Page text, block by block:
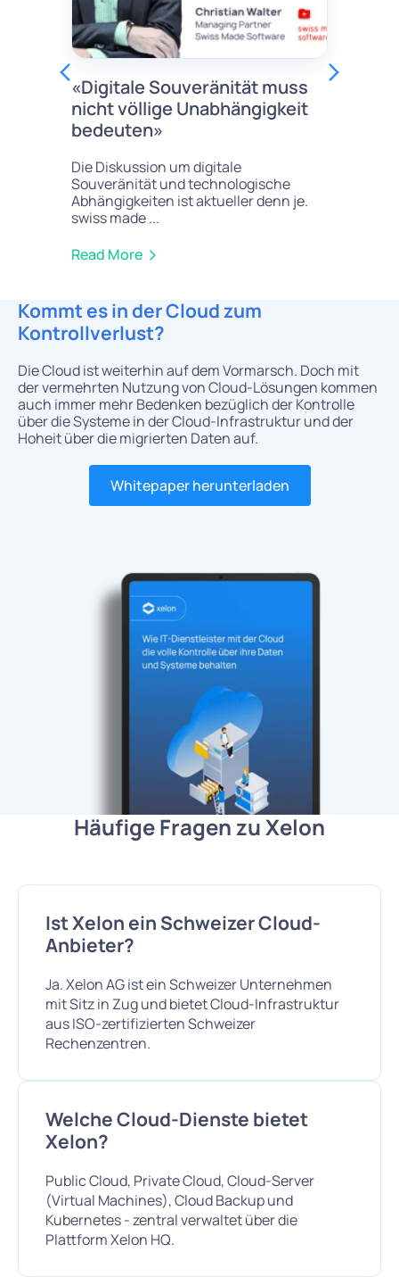
«Digitale Souveränität muss
nicht völlige Unabhängigkeit
bedeuten»
Die Diskussion um digitale
Souveränität und technologische
Abhängigkeiten ist aktueller denn je.
swiss made ...
Read More
Kommt es in der Cloud zum
Kontrollverlust?
Die Cloud ist weiterhin auf dem Vormarsch. Doch mit
der vermehrten Nutzung von Cloud-Lösungen kommen
auch immer mehr Bedenken bezüglich der Kontrolle
über die Systeme in der Cloud-Infrastruktur und der
Hoheit über die migrierten Daten auf.
Whitepaper herunterladen
Häufige Fragen zu Xelon
Ist Xelon ein Schweizer Cloud-
Anbieter?
Ja. Xelon AG ist ein Schweizer Unternehmen
mit Sitz in Zug und bietet Cloud-Infrastruktur
aus ISO-zertifizierten Schweizer
Rechenzentren.
Welche Cloud-Dienste bietet
Xelon?
Public Cloud, Private Cloud, Cloud-Server
(Virtual Machines), Cloud Backup und
Kubernetes - zentral verwaltet über die
Plattform Xelon HQ.